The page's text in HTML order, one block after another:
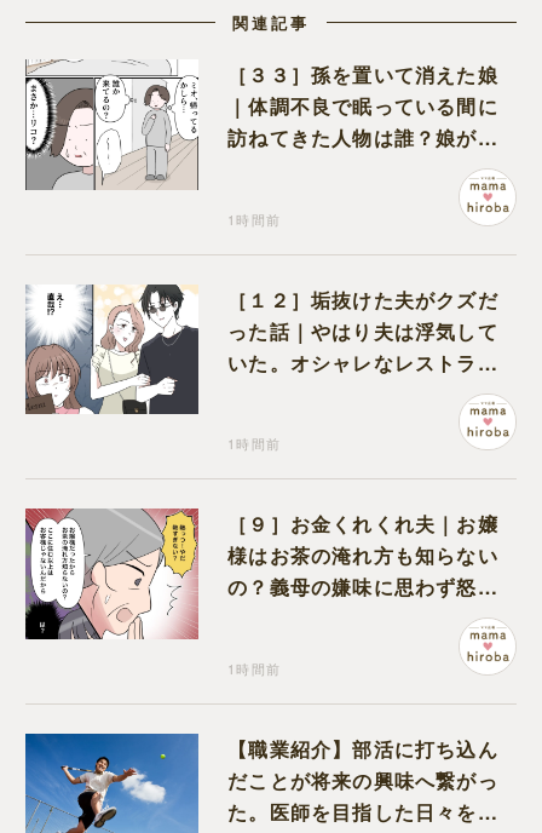
関連記事
［３３］孫を置いて消えた娘
｜体調不良で眠っている間に
訪ねてきた人物は誰？娘が戻
ってきたのかと不安になる
1時間前
［１２］垢抜けた夫がクズだ
った話｜やはり夫は浮気して
いた。オシャレなレストラン
1時間前
［９］お金くれくれ夫｜お嬢
様はお茶の淹れ方も知らない
の？義母の嫌味に思わず怒り
1時間前
【職業紹介】部活に打ち込ん
だことが将来の興味へ繋がっ
た。医師を目指した日々を振